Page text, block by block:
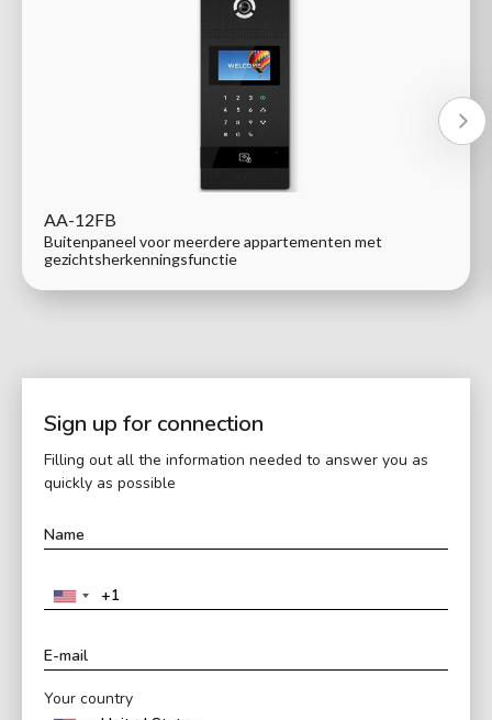
AA-12FB
Buitenpaneel voor meerdere appartementen met
gezichtsherkenningsfunctie
Sign up for connection
Filling out all the information needed to answer you as
quickly as possible
Your country